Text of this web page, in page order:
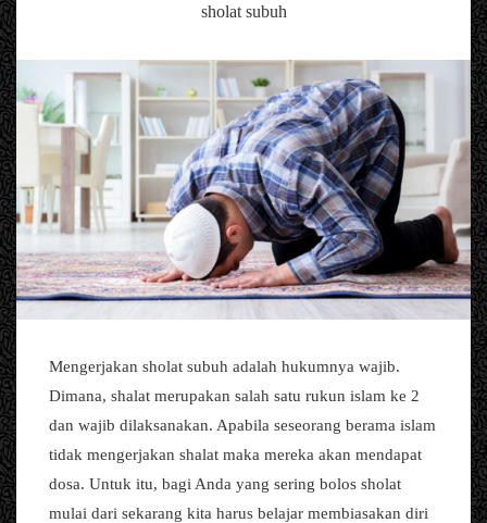
sholat subuh
Mengerjakan sholat subuh adalah hukumnya wajib.
Dimana, shalat merupakan salah satu rukun islam ke 2
dan wajib dilaksanakan. Apabila seseorang berama islam
tidak mengerjakan shalat maka mereka akan mendapat
dosa. Untuk itu, bagi Anda yang sering bolos sholat
mulai dari sekarang kita harus belajar membiasakan diri